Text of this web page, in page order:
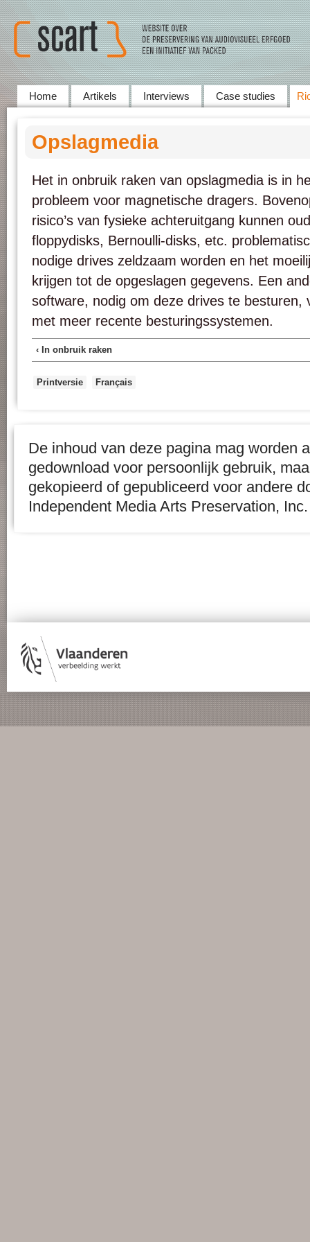
Home Artikels Interviews Case studies
Opslagmedia
Het in onbruik raken van opslagmedia is in
probleem voor magnetische dragers.
risico’s van fysieke achteruitgang kunnen
floppydisks, Bernoulli-disks, etc.
nodige drives zeldzaam worden en het
krijgen tot de opgeslagen gegevens. Een
software, nodig om deze drives te besturen,
met meer recente besturingssystemen.
‹ In onbruik raken
Printversie Français
De inhoud van deze pagina mag worden
gedownload voor persoonlijk gebruik,
gekopieerd of gepubliceerd voor andere
Independent Media Arts Preservation, Inc.